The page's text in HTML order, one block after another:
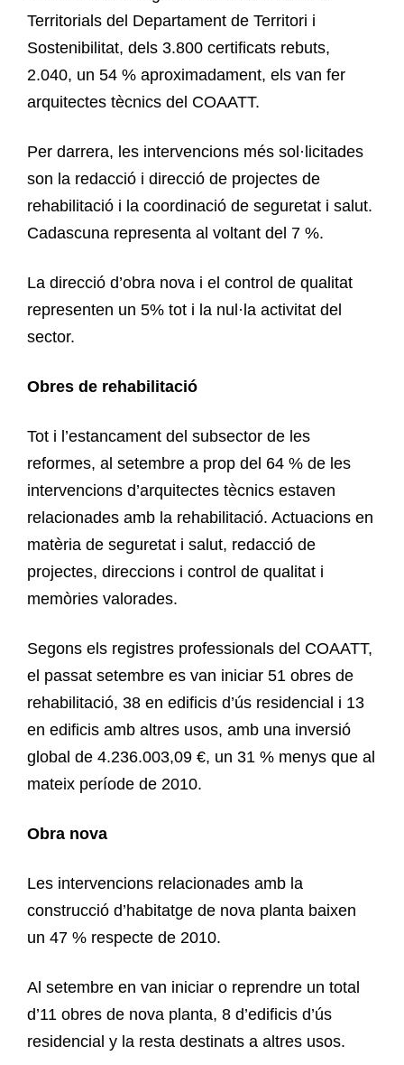
Territorials del Departament de Territori i
Sostenibilitat, dels 3.800 certificats rebuts,
2.040, un 54 % aproximadament, els van fer
arquitectes tècnics del COAATT.
Per darrera, les intervencions més sol·licitades
son la redacció i direcció de projectes de
rehabilitació i la coordinació de seguretat i salut.
Cadascuna representa al voltant del 7 %.
La direcció d’obra nova i el control de qualitat
representen un 5% tot i la nul·la activitat del
sector.
Obres de rehabilitació
Tot i l’estancament del subsector de les
reformes, al setembre a prop del 64 % de les
intervencions d’arquitectes tècnics estaven
relacionades amb la rehabilitació. Actuacions en
matèria de seguretat i salut, redacció de
projectes, direccions i control de qualitat i
memòries valorades.
Segons els registres professionals del COAATT,
el passat setembre es van iniciar 51 obres de
rehabilitació, 38 en edificis d’ús residencial i 13
en edificis amb altres usos, amb una inversió
global de 4.236.003,09 €, un 31 % menys que al
mateix període de 2010.
Obra nova
Les intervencions relacionades amb la
construcció d’habitatge de nova planta baixen
un 47 % respecte de 2010.
Al setembre en van iniciar o reprendre un total
d’11 obres de nova planta, 8 d’edificis d’ús
residencial y la resta destinats a altres usos.